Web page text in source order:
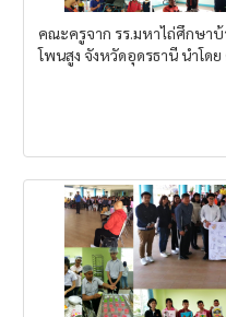
คณะครูจาก รร.มหาไถ่ศึกษา
โพนสูง จังหวัดอุดรธานี นำโด